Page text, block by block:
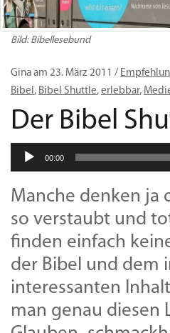
Bild: Bibellesebund
Gina am 23. März 2011 /
Bibel, Bibel Shuttle, erlebbar,
Der Bibel
Audio-
Player
00:00
Manche denken ja
so verstaubt und
finden einfach
der Bibel und dem
interessanten
man genau diesen